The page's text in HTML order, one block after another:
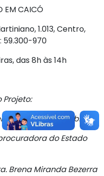
EM CAICÓ
1.013, Centro,
59.300-970
das 8h às 14h
- defensora pública
do Estado
Brena Miranda Bezerra